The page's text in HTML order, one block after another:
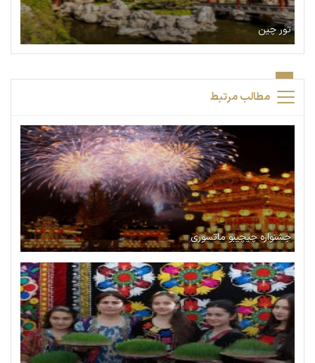
تور چین
مطالب مرتبط
جشنواره چیچیبو ماتسوری